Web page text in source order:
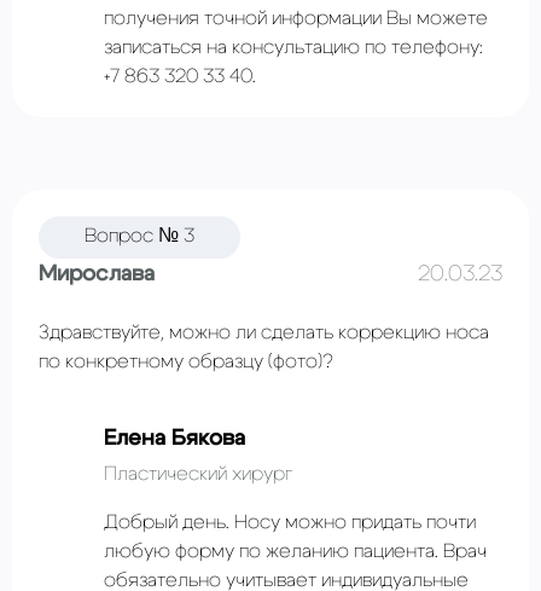
получения точной информации Вы можете
записаться на консультацию по телефону:
+7 863 320 33 40.
Вопрос № 3
Мирослава 20.03.23
Здравствуйте, можно ли сделать коррекцию носа
по конкретному образцу (фото)?
Елена Бякова
Пластический хирург
Добрый день. Носу можно придать почти
любую форму по желанию пациента. Врач
обязательно учитывает индивидуальные